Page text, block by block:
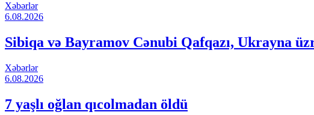
Xəbərlər
6.08.2026
Sibiqa və Bayramov Cənubi Qafqazı, Ukrayna
Xəbərlər
6.08.2026
7 yaşlı oğlan qıcolmadan öldü